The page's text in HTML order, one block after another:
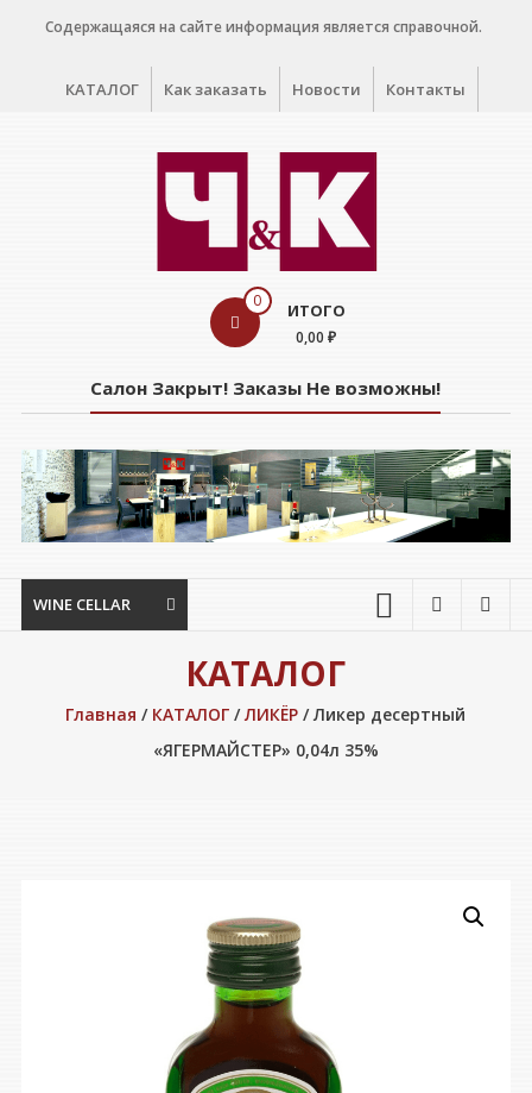
Содержащаяся на сайте информация является справочной.
КАТАЛОГ Как заказать Новости Контакты
дегустации
0 ИТОГО
0,00 ₽
Салон Закрыт! Заказы Не возможны!
WINE CELLAR
КАТАЛОГ
Главная / КАТАЛОГ /ЛИКЁР / Ликер десертный
«ЯГЕРМАЙСТЕР» 0,04л 35%